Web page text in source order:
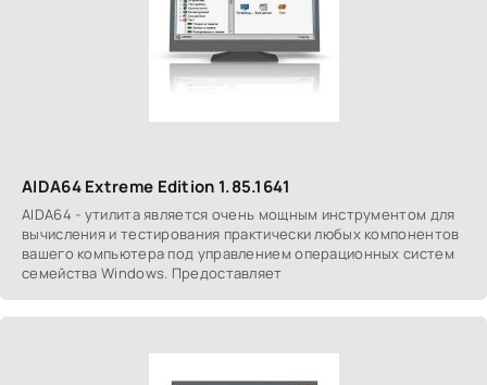
AIDA64 Extreme Edition 1.85.1641
AIDA64 - утилита является очень мощным инструментом для
вычисления и тестирования практически любых компонентов
вашего компьютера под управлением операционных систем
семейства Windows. Предоставляет